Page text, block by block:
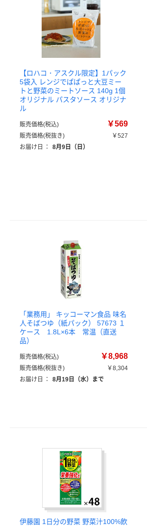
【ロハコ・アスクル限定】1パック
5袋入 レンジでぱぱっと大豆ミー
トと野菜のミートソース 140g 1個
オリジナル パスタソース オリジナ
ル
販売価格(税込) ￥569
販売価格(税抜き)
￥527
お届け日
： 8月9日（日）
「業務用」 キッコーマン食品 味名
人そばつゆ（紙パック） 57673 １
ケース 1.8L×6本 常温（直送
品）
販売価格(税込) ￥8,968
販売価格(税抜き)
￥8,304
お届け日
： 8月19日（水）まで
伊藤園 1日分の野菜 野菜汁100%飲